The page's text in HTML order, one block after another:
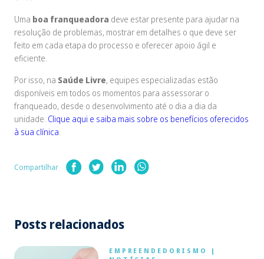
Uma boa franqueadora deve estar presente para ajudar na
resolução de problemas, mostrar em detalhes o que deve ser
feito em cada etapa do processo e oferecer apoio ágil e
eficiente.
Por isso, na Saúde Livre, equipes especializadas estão
disponíveis em todos os momentos para assessorar o
franqueado, desde o desenvolvimento até o dia a dia da
unidade. Clique aqui e saiba mais sobre os benefícios oferecidos
à sua clínica.
Compartilhar
Posts relacionados
EMPREENDEDORISMO
|